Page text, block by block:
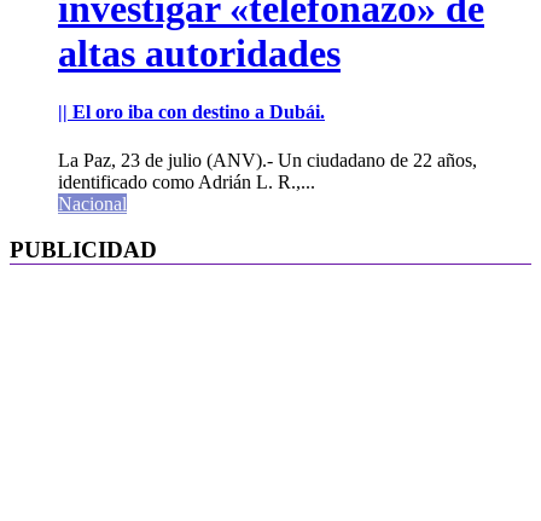
altas autoridades
|| El oro iba con destino a Dubái.
La Paz, 23 de julio (ANV).- Un ciudadano de 22 años,
identificado como Adrián L. R.,...
Nacional
PUBLICIDAD